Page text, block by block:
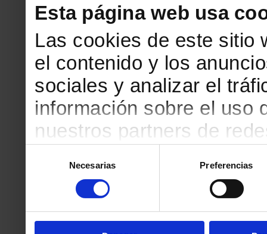
Esta página web usa
Las cookies de este sitio
el contenido y los
sociales y analizar el
información sobre el uso
nuestros partners de
que les haya
partir del uso que haya
consentimiento
Necesarias Preferencias